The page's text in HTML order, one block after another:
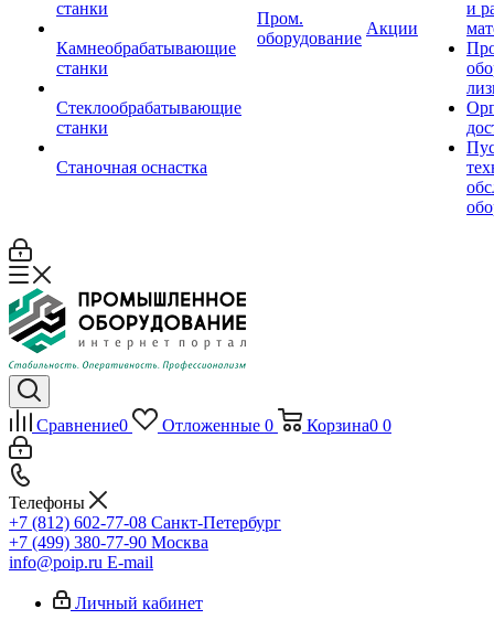
станки
Камнеобрабатывающие
станки
Стеклообрабатывающие
станки
Станочная оснастка
Пром.
оборудование
Акции
и
Сравнение0 Отложенные 0 Корзина0 0
Телефоны
+7 (812) 602-77-08 Санкт-Петербург
+7 (499) 380-77-90 Москва
info@poip.ru E-mail
Личный кабинет